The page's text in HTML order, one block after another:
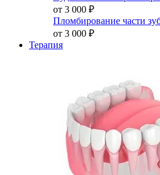
от 3 000 ₽
Пломбирование части
от 3 000 ₽
Терапия